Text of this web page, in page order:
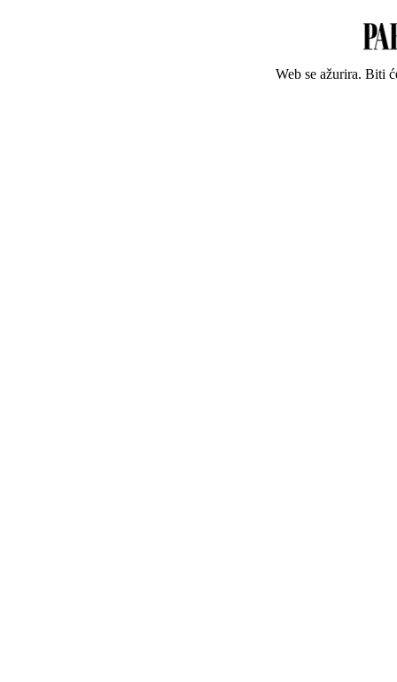
Web se ažurira. Biti